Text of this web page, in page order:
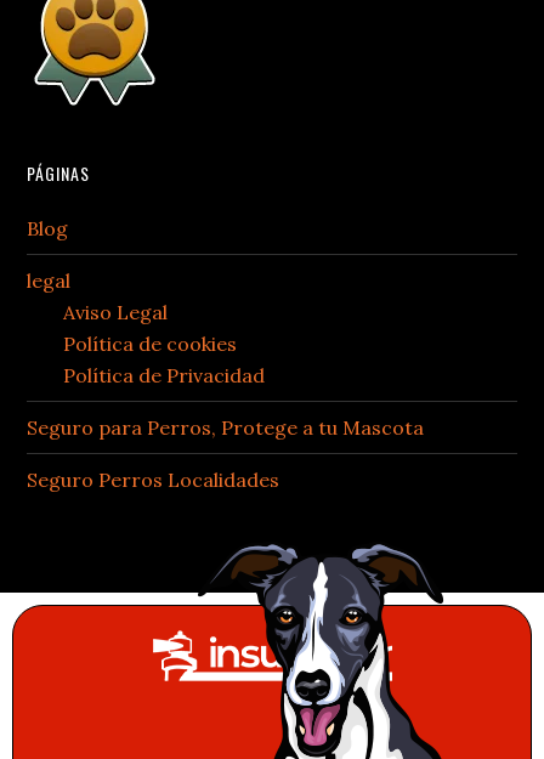
PÁGINAS
Blog
legal
Aviso Legal
Política de cookies
Política de Privacidad
Seguro para Perros, Protege a tu Mascota
Seguro Perros Localidades